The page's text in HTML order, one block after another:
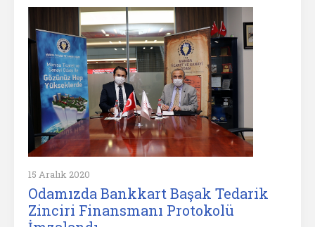
15 Aralık 2020
Odamızda Bankkart Başak Tedarik
Zinciri Finansmanı Protokolü